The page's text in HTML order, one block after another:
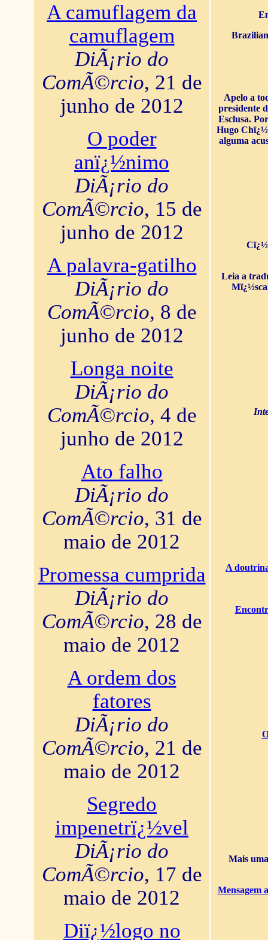
A camuflagem da
camuflagem
DiÃ¡rio do
ComÃ©rcio, 21 de
junho de 2012
O poder
anï¿½nimo
DiÃ¡rio do
ComÃ©rcio, 15 de
junho de 2012
A palavra-gatilho
DiÃ¡rio do
ComÃ©rcio, 8 de
junho de 2012
Longa noite
DiÃ¡rio do
ComÃ©rcio, 4 de
junho de 2012
Ato falho
DiÃ¡rio do
ComÃ©rcio, 31 de
maio de 2012
Promessa cumprida
DiÃ¡rio do
ComÃ©rcio, 28 de
maio de 2012
A ordem dos
fatores
DiÃ¡rio do
ComÃ©rcio, 21 de
maio de 2012
Segredo
impenetrï¿½vel
DiÃ¡rio do
ComÃ©rcio, 17 de
maio de 2012
Diï¿½logo no
Apelo a
presidente
Esclusa.
Hugo
alguma
Leia a
A
Mais
Mensagem